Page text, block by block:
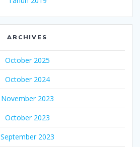
ARCHIVES
October 2025
October 2024
November 2023
October 2023
September 2023